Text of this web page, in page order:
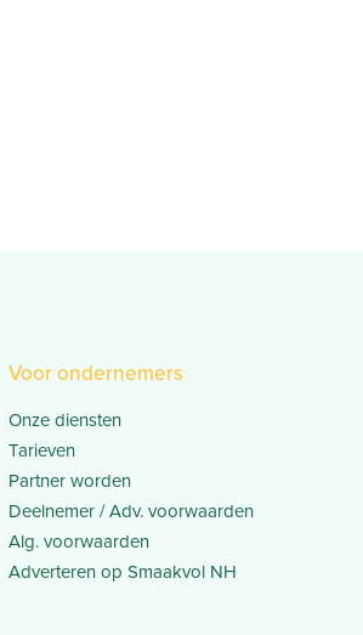
Voor ondernemers
Onze diensten
Tarieven
Partner worden
Deelnemer / Adv. voorwaarden
Alg. voorwaarden
Adverteren op Smaakvol NH